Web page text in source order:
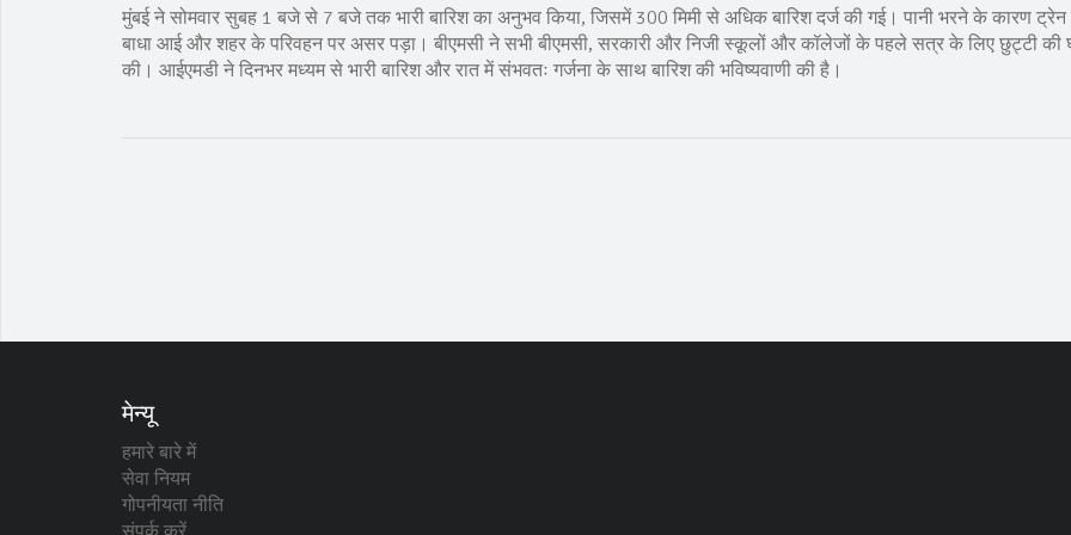
मुंबई ने सोमवार सुबह 1 बजे से 7 बजे तक भारी बारिश का अनुभव किया, जिसमें 300 मिमी से अधिक बारिश दर्ज की गई। पानी भरने के कारण
बाधा आई और शहर के परिवहन पर असर पड़ा। बीएमसी ने सभी बीएमसी, सरकारी और निजी स्कूलों और कॉलेजों के पहले सत्र के लिए छुट्टी की
की। आईएमडी ने दिनभर मध्यम से भारी बारिश और रात में संभवतः गर्जना के साथ बारिश की भविष्यवाणी की है।
मेन्यू
हमारे बारे में
सेवा नियम
गोपनीयता नीति